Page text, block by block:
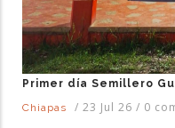
Primer día Semillero
Chiapas
/ 23 Jul 26 / 0